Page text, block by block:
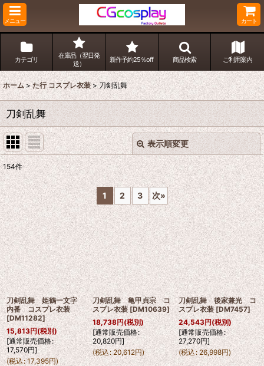
メニュー カート
カテゴリ
在庫品（翌日発
送）
新作予約25％off 商品検索 ご利用案内
ホーム > た行 コスプレ衣装 > 刀剣乱舞
刀剣乱舞
表示順変更
表示数:
並び順:
絞り込む
閉じる
154件
1 2 3 次»
刀剣乱舞 姫鶴一文字
内番 コスプレ衣装
[DM11282]
15,813円(税別)
[通常販売価格:
17,570円]
(税込: 17,395円)
刀剣乱舞 亀甲貞宗 コ
スプレ衣装 [DM10639]
18,738円(税別)
[通常販売価格:
20,820円]
(税込: 20,612円)
刀剣乱舞 後家兼光 コ
スプレ衣装 [DM7457]
24,543円(税別)
[通常販売価格:
27,270円]
(税込: 26,998円)